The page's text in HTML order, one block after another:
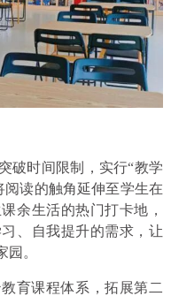
破时间限制，实行“教学
阅读的触角延伸至学生在
余生活的热门打卡地，
、自我提升的需求，让
。
育课程体系，拓展第二